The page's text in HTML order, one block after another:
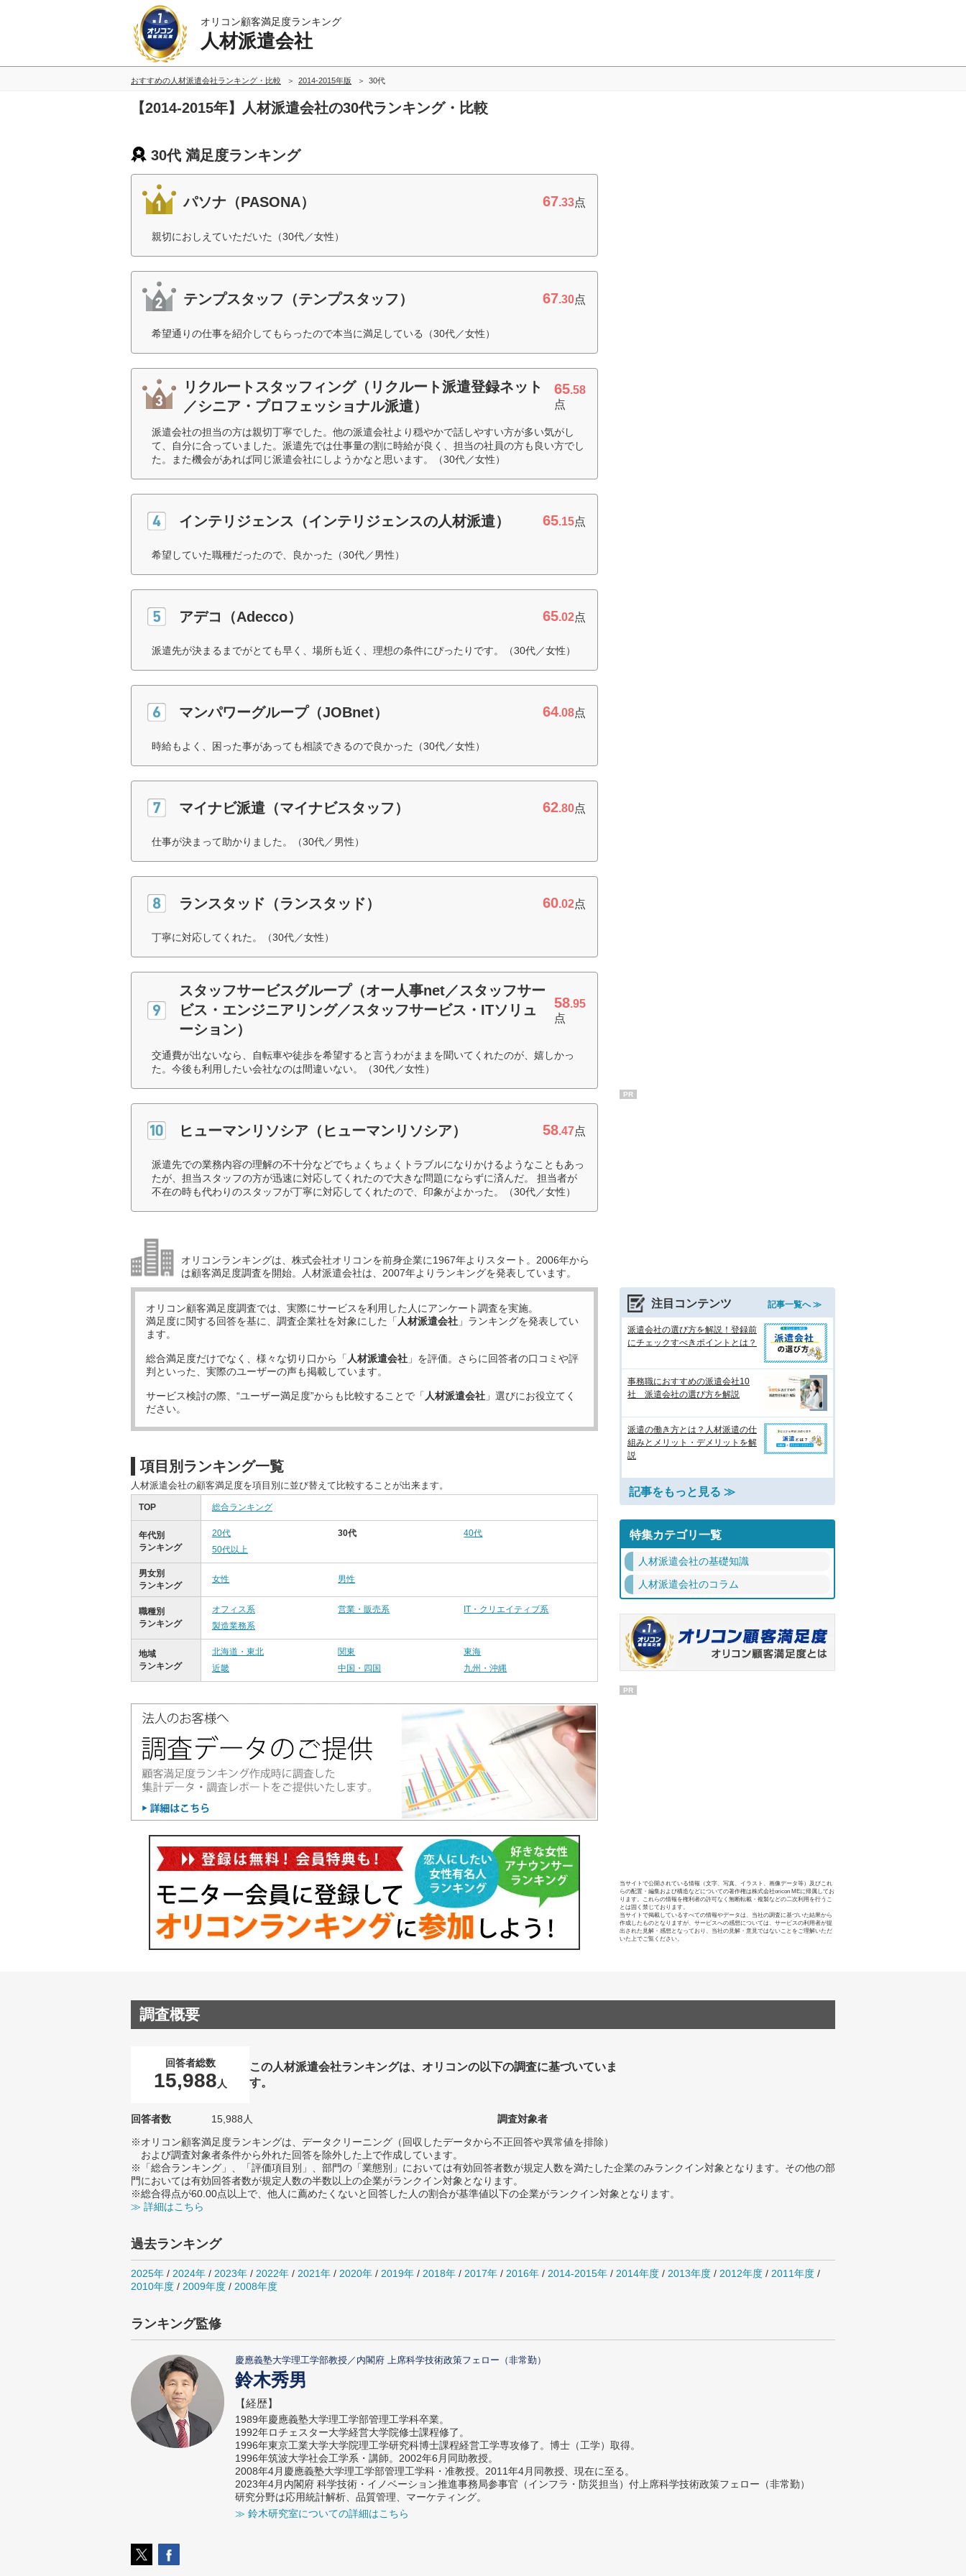
オリコン顧客満足度ランキング
人材派遣会社
おすすめの人材派遣会社ランキング・比較 2014-2015年版 30代
【2014-2015年】人材派遣会社の30代ランキング・比較
30代 満足度ランキング
パソナ（PASONA） 67.33点
親切におしえていただいた（30代／女性）
テンプスタッフ（テンプスタッフ） 67.30点
希望通りの仕事を紹介してもらったので本当に満足している（30代／女性）
リクルートスタッフィング（リクルート派遣登録ネット
／シニア・プロフェッショナル派遣）
65.58
点
派遣会社の担当の方は親切丁寧でした。他の派遣会社より穏やかで話しやすい方が多い気がし
て、自分に合っていました。派遣先では仕事量の割に時給が良く、担当の社員の方も良い方でし
た。また機会があれば同じ派遣会社にしようかなと思います。（30代／女性）
インテリジェンス（インテリジェンスの人材派遣） 65.15点
希望していた職種だったので、良かった（30代／男性）
アデコ（Adecco） 65.02点
派遣先が決まるまでがとても早く、場所も近く、理想の条件にぴったりです。（30代／女性）
マンパワーグループ（JOBnet） 64.08点
時給もよく、困った事があっても相談できるので良かった（30代／女性）
マイナビ派遣（マイナビスタッフ） 62.80点
仕事が決まって助かりました。（30代／男性）
ランスタッド（ランスタッド） 60.02点
丁寧に対応してくれた。（30代／女性）
スタッフサービスグループ（オー人事net／スタッフサー
ビス・エンジニアリング／スタッフサービス・ITソリュ
ーション）
58.95
点
交通費が出ないなら、自転車や徒歩を希望すると言うわがままを聞いてくれたのが、嬉しかっ
た。今後も利用したい会社なのは間違いない。（30代／女性）
ヒューマンリソシア（ヒューマンリソシア） 58.47点
派遣先での業務内容の理解の不十分などでちょくちょくトラブルになりかけるようなこともあっ
たが、担当スタッフの方が迅速に対応してくれたので大きな問題にならずに済んだ。 担当者が
不在の時も代わりのスタッフが丁寧に対応してくれたので、印象がよかった。（30代／女性）
オリコンランキングは、株式会社オリコンを前身企業に1967年よりスタート。2006年から
は顧客満足度調査を開始。人材派遣会社は、2007年よりランキングを発表しています。
オリコン顧客満足度調査では、実際にサービスを利用した 人にアンケート調査を実施。
満足度に関する回答を基に、調査企業社を対象にした「 人材派遣会社 」ランキングを発表してい
ます。
総合満足度だけでなく、様々な切り口から「 人材派遣会社 」を評価。さらに回答者の口コミや評
判といった、実際のユーザーの声も掲載しています。
サービス検討の際、“ユーザー満足度”からも比較することで「 人材派遣会社 」選びにお役立てく
ださい。
項目別ランキング一覧
人材派遣会社の顧客満足度を項目別に並び替えて比較することが出来ます。
TOP 総合ランキング
年代別
ランキング
20代 30代
40代
50代以上
男女別
ランキング
女性 男性
職種別
ランキング
オフィス系 営業・販売系
IT・クリエイティブ系
製造業務系
地域
ランキング
北海道・東北 関東
東海
近畿
中国・四国 九州・沖縄
PR
注目コンテンツ 記事一覧へ ≫
派遣会社の選び方を解説！登録前
にチェックすべきポイントとは？
事務職におすすめの派遣会社10
社 派遣会社の選び方を解説
派遣の働き方とは？人材派遣の仕
組みとメリット・デメリットを解
説
記事をもっと見る ≫
特集カテゴリ一覧
人材派遣会社の基礎知識
人材派遣会社のコラム
PR
当サイトで公開されている情報（文字、写真、イラスト、画像データ等）及びこれ
らの配置・編集および構造などについての著作権は株式会社oricon MEに帰属してお
ります。これらの情報を権利者の許可なく無断転載・複製などの二次利用を行うこ
とは固く禁じております。
当サイトで掲載しているすべての情報やデータは、当社の調査に基づいた結果から
作成したものとなりますが、サービスへの感想については、サービスの利用者が提
出された見解・感想となっており、当社の見解・意見ではないことをご理解いただ
いた上でご覧ください。
調査概要
回答者総数
15,988 人
この人材派遣会社ランキングは、オリコンの以下の調査に基づいていま
す。
回答者数 15,988人
調査対象者
※オリコン顧客満足度ランキングは、データクリーニング（回収したデータから不正回答や異常値を排除）
および調査対象者条件から外れた回答を除外した上で作成しています。
※「総合ランキング」、「評価項目別」、部門の「業態別」においては有効回答者数が規定人数を満たした企業のみランクイン対象となります。その他の部
門においては有効回答者数が規定人数の半数以上の企業がランクイン対象となります。
※総合得点が60.00点以上で、他人に薦めたくないと回答した人の割合が基準値以下の企業がランクイン対象となります。
≫ 詳細はこちら
過去ランキング
2025年 / 2024年 / 2023年 / 2022年 / 2021年 / 2020年 / 2019年 / 2018年 / 2017年 / 2016年 / 2014-2015年 / 2014年度 / 2013年度 / 2012年度 / 2011年度 /
2010年度 / 2009年度 / 2008年度
ランキング監修
慶應義塾大学理工学部教授／内閣府 上席科学技術政策フェロー（非常勤）
鈴木秀男
【経歴】
1989年慶應義塾大学理工学部管理工学科卒業。
1992年ロチェスター大学経営大学院修士課程修了。
1996年東京工業大学大学院理工学研究科博士課程経営工学専攻修了。博士（工学）取得。
1996年筑波大学社会工学系・講師。2002年6月同助教授。
2008年4月慶應義塾大学理工学部管理工学科・准教授。2011年4月同教授、現在に至る。
2023年4月内閣府 科学技術・イノベーション推進事務局参事官（インフラ・防災担当）付上席科学技術政策フェロー（非常勤）
研究分野は応用統計解析、品質管理、マーケティング。
≫ 鈴木研究室についての詳細はこちら